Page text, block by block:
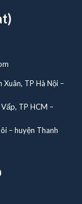
Xuân, TP Hà Nội –
TP HCM –
– huyện Thanh